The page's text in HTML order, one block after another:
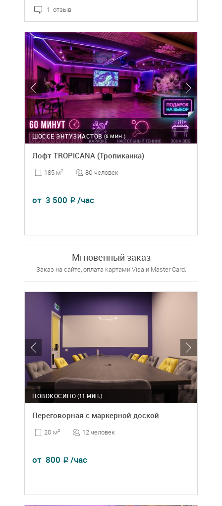
1 отзыв
(6 МИН.)
ШОССЕ ЭНТУЗИАСТОВ
Лофт TROPICANA (Тропиканка)
185 м2 80 человек
от 3 500 ₽ /час
Мгновенный заказ
Заказ на сайте, оплата картами Visa и Master Card.
(11 МИН.)
НОВОКОСИНО
Переговорная с маркерной доской
20 м2 12 человек
от 800 ₽ /час